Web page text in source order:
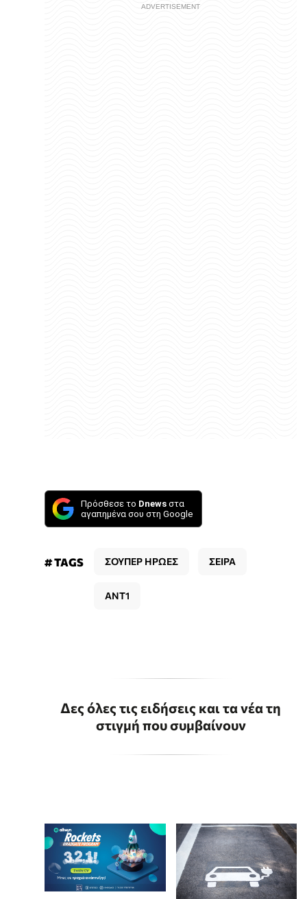
Πρόσθεσε το Dnews στα
αγαπημένα σου στη Google
# TAGS ΣΟΥΠΕΡ ΗΡΩΕΣ ΣΕΙΡΑ
ΑΝΤ1
Δες όλες τις ειδήσεις και τα νέα τη
στιγμή που συμβαίνουν